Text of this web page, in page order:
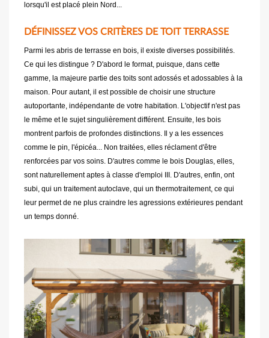
lorsqu'il est placé plein Nord...
DÉFINISSEZ VOS CRITÈRES DE TOIT TERRASSE
Parmi les abris de terrasse en bois, il existe diverses possibilités.
Ce qui les distingue ? D'abord le format, puisque, dans cette
gamme, la majeure partie des toits sont adossés et adossables à la
maison. Pour autant, il est possible de choisir une structure
autoportante, indépendante de votre habitation. L'objectif n'est pas
le même et le sujet singulièrement différent. Ensuite, les bois
montrent parfois de profondes distinctions. Il y a les essences
comme le pin, l'épicéa... Non traitées, elles réclament d'être
renforcées par vos soins. D'autres comme le bois Douglas, elles,
sont naturellement aptes à classe d'emploi III. D'autres, enfin, ont
subi, qui un traitement autoclave, qui un thermotraitement, ce qui
leur permet de ne plus craindre les agressions extérieures pendant
un temps donné.